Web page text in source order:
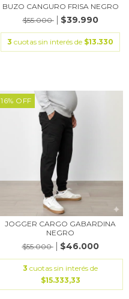
BUZO CANGURO FRISA NEGRO
$55.000
$39.990
3 cuotas sin interés de $13.330
16% OFF
JOGGER CARGO GABARDINA
NEGRO
$55.000
$46.000
3 cuotas sin interés de
$15.333,33